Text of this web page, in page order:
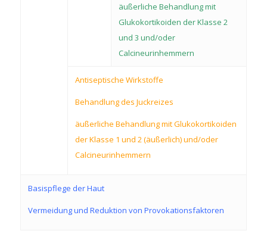
äußerliche Behandlung mit
Glukokortikoiden der Klasse 2
und 3 und/oder
Calcineurinhemmern
Antiseptische Wirkstoffe
Behandlung des Juckreizes
äußerliche Behandlung mit Glukokortikoiden
der Klasse 1 und 2 (äußerlich) und/oder
Calcineurinhemmern
Basispflege der Haut
Vermeidung und Reduktion von Provokationsfaktoren